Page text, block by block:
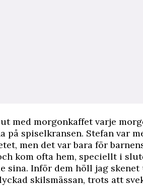
med morgonkaffet varje
på spiselkransen. Stefan var
men det var bara för
kom ofta hem, speciellt i
sina. Inför dem höll jag skenet
skilsmässan, trots att